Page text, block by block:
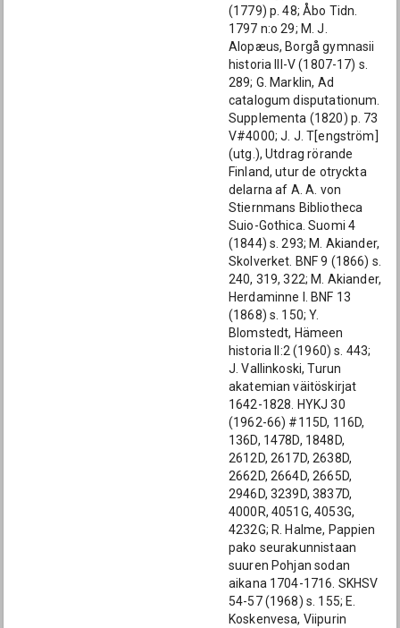
(1779) p. 48; Åbo Tidn.
1797 n:o 29; M. J.
Alopæus, Borgå gymnasii
historia III-V (1807-17) s.
289; G. Marklin, Ad
catalogum disputationum.
Supplementa (1820) p. 73
V#4000; J. J. T[engström]
(utg.), Utdrag rörande
Finland, utur de otryckta
delarna af A. A. von
Stiernmans Bibliotheca
Suio-Gothica. Suomi 4
(1844) s. 293; M. Akiander,
Skolverket. BNF 9 (1866) s.
240, 319, 322; M. Akiander,
Herdaminne I. BNF 13
(1868) s. 150; Y.
Blomstedt, Hämeen
historia II:2 (1960) s. 443;
J. Vallinkoski, Turun
akatemian väitöskirjat
1642-1828. HYKJ 30
(1962-66) #115D, 116D,
136D, 1478D, 1848D,
2612D, 2617D, 2638D,
2662D, 2664D, 2665D,
2946D, 3239D, 3837D,
4000R, 4051G, 4053G,
4232G; R. Halme, Pappien
pako seurakunnistaan
suuren Pohjan sodan
aikana 1704-1716. SKHSV
54-57 (1968) s. 155; E.
Koskenvesa, Viipurin